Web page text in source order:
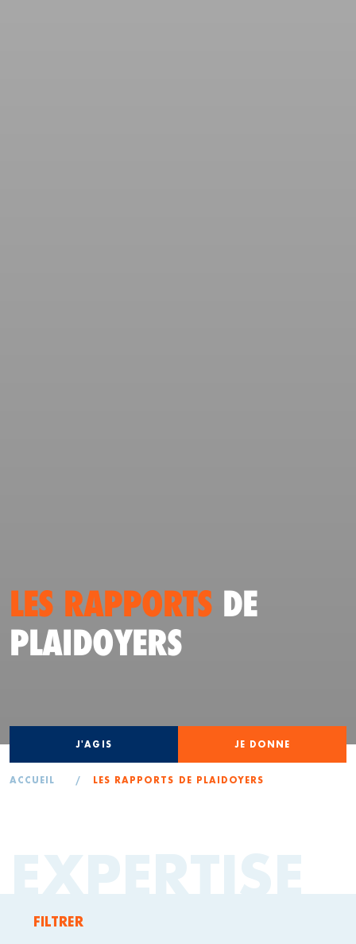
LES RAPPORTS DE
PLAIDOYERS
J'AGIS JE DONNE
ACCUEIL / LES RAPPORTS DE PLAIDOYERS
EXPERTISE
FILTRER